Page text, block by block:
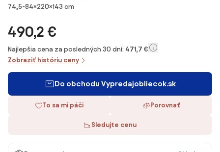
Rozmery
74,5-84×220×143 cm
490,2 €
Najlepšia cena za posledných 30 dní: 471,7 €
Zobraziť históriu ceny
Do obchodu Vypredajobliecok.sk
To sa mi páči Porovnať
Sledujte cenu